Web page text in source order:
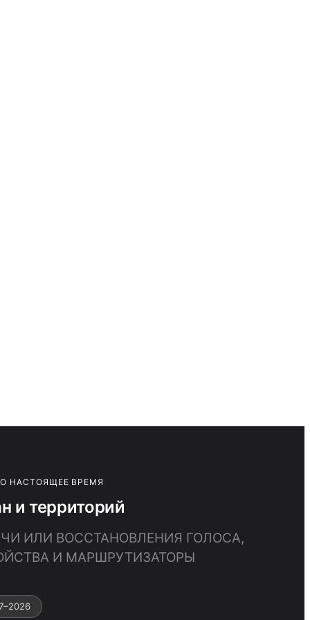
НАСТОЯЩЕЕ ВРЕМЯ
и территорий
ИЛИ ВОССТАНОВЛЕНИЯ ГОЛОСА,
И МАРШРУТИЗАТОРЫ